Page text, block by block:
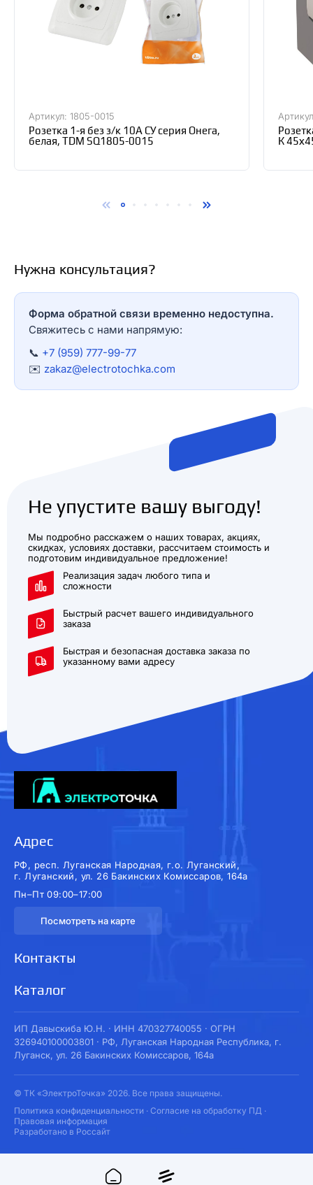
Артикул: 1805-0015
Розетка 1-я без з/к 10А СУ серия Онега,
белая, TDM SQ1805-0015
К
Нужна консультация?
Форма обратной связи временно недоступна.
Свяжитесь с нами напрямую:
📞 +7 (959) 777-99-77
✉️ zakaz@electrotochka.com
Не упустите вашу выгоду!
Мы подробно расскажем о наших товарах, акциях,
скидках, условиях доставки, рассчитаем стоимость и
подготовим индивидуальное предложение!
Реализация задач любого типа и
сложности
Быстрый расчет вашего индивидуального
заказа
Быстрая и безопасная доставка заказа по
указанному вами адресу
Адрес
РФ, респ. Луганская Народная, г.о. Луганский,
г. Луганский, ул. 26 Бакинских Комиссаров, 164а
Пн–Пт 09:00–17:00
Посмотреть на карте
Каталог
Контакты
ИП Давыскиба Ю.Н. · ИНН 470327740055 · ОГРН
326940100003801 · РФ, Луганская Народная Республика, г.
Луганск, ул. 26 Бакинских Комиссаров, 164а
© ТК «ЭлектроТочка» 2026. Все права защищены.
Политика конфиденциальности · Согласие на обработку ПД ·
Правовая информация
Разработано в Россайт